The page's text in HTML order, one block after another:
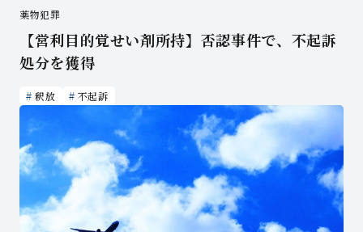
薬物犯罪
【営利目的覚せい剤所持】否認事件で、不起訴
処分を獲得
釈放 不起訴